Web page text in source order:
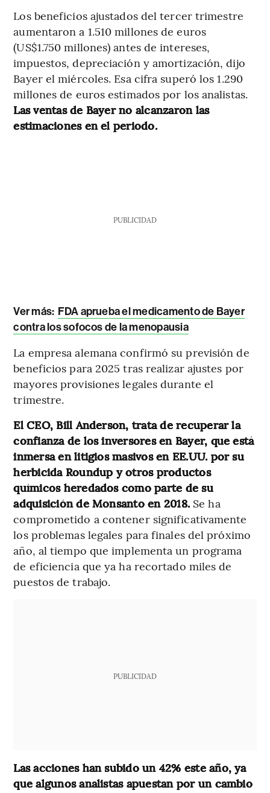
Los beneficios ajustados del tercer trimestre
aumentaron a 1.510 millones de euros
(US$1.750 millones) antes de intereses,
impuestos, depreciación y amortización, dijo
Bayer el miércoles. Esa cifra superó los 1.290
millones de euros estimados por los analistas.
Las ventas de Bayer no alcanzaron las
estimaciones en el periodo.
PUBLICIDAD
Ver más: FDA aprueba el medicamento de Bayer
contra los sofocos de la menopausia
La empresa alemana confirmó su previsión de
beneficios para 2025 tras realizar ajustes por
mayores provisiones legales durante el
trimestre.
El CEO, Bill Anderson, trata de recuperar la
confianza de los inversores en Bayer, que está
inmersa en litigios masivos en EE.UU. por su
herbicida Roundup y otros productos
químicos heredados como parte de su
adquisición de Monsanto en 2018. Se ha
comprometido a contener significativamente
los problemas legales para finales del próximo
año, al tiempo que implementa un programa
de eficiencia que ya ha recortado miles de
puestos de trabajo.
PUBLICIDAD
Las acciones han subido un 42% este año, ya
que algunos analistas apuestan por un cambio